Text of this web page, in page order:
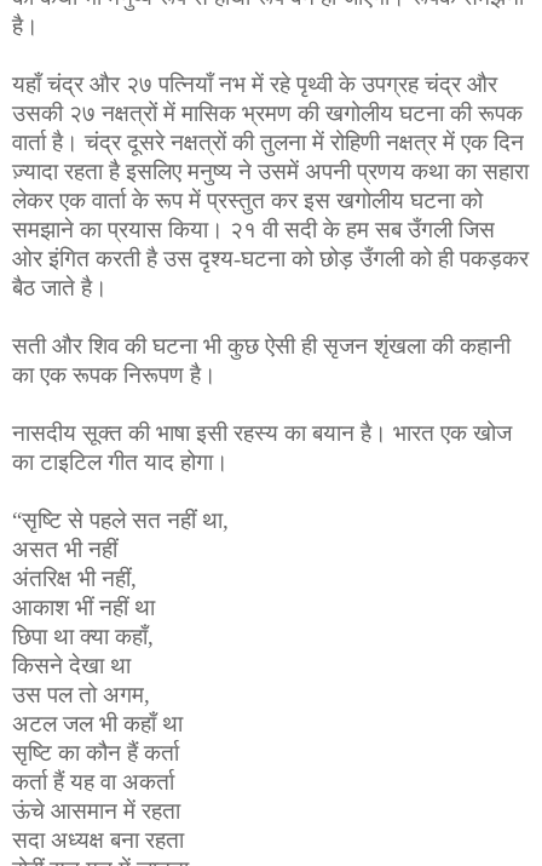
है।
यहाँ चंद्र और २७ पत्नियाँ नभ में रहे पृथ्वी के उपग्रह चंद्र और
उसकी २७ नक्षत्रों में मासिक भ्रमण की खगोलीय घटना की रूपक
वार्ता है। चंद्र दूसरे नक्षत्रों की तुलना में रोहिणी नक्षत्र में एक दिन
ज़्यादा रहता है इसलिए मनुष्य ने उसमें अपनी प्रणय कथा का सहारा
लेकर एक वार्ता के रूप में प्रस्तुत कर इस खगोलीय घटना को
समझाने का प्रयास किया। २१ वी सदी के हम सब उँगली जिस
ओर इंगित करती है उस दृश्य-घटना को छोड़ उँगली को ही पकड़कर
बैठ जाते है।
सती और शिव की घटना भी कुछ ऐसी ही सृजन शृंखला की कहानी
का एक रूपक निरूपण है।
नासदीय सूक्त की भाषा इसी रहस्य का बयान है। भारत एक खोज
का टाइटिल गीत याद होगा।
“सृष्टि से पहले सत नहीं था,
असत भी नहीं
अंतरिक्ष भी नहीं,
आकाश भीं नहीं था
छिपा था क्या कहाँ,
किसने देखा था
उस पल तो अगम,
अटल जल भी कहाँ था
सृष्टि का कौन हैं कर्ता
कर्ता हैं यह वा अकर्ता
ऊंचे आसमान में रहता
सदा अध्यक्ष बना रहता